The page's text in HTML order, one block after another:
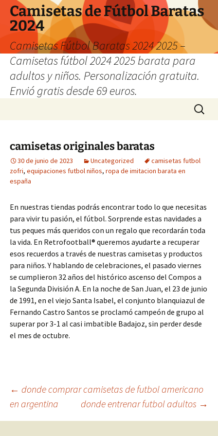
Camisetas de Fútbol Baratas
2024
Camisetas Fútbol Baratas 2024 2025 –
Camisetas fútbol 2024 2025 barata para
adultos y niños. Personalización gratuita.
Envió gratis desde 69 euros.
Buscar:
camisetas originales baratas
30 de junio de 2023 Uncategorized
camisetas futbol
zofri, equipaciones futbol niños, ropa de imitacion barata en
españa
En nuestras tiendas podrás encontrar todo lo que necesitas
para vivir tu pasión, el fútbol. Sorprende estas navidades a
tus peques más queridos con un regalo que recordarán toda
la vida. En Retrofootball® queremos ayudarte a recuperar
esos recuerdos a través de nuestras camisetas y productos
para niños. Y hablando de celebraciones, el pasado viernes
se cumplieron 32 años del histórico ascenso del Compos a
la Segunda División A. En la noche de San Juan, el 23 de junio
de 1991, en el viejo Santa Isabel, el conjunto blanquiazul de
Fernando Castro Santos se proclamó campeón de grupo al
superar por 3-1 al casi imbatible Badajoz, sin perder desde
el mes de octubre.
Navegación
de
← donde comprar camisetas de futbol americano
en argentina
donde entrenar futbol adultos →